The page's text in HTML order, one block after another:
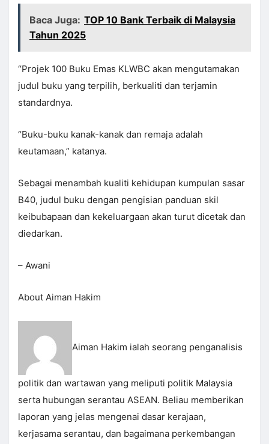
Baca Juga: TOP 10 Bank Terbaik di Malaysia
Tahun 2025
“Projek 100 Buku Emas KLWBC akan mengutamakan
judul buku yang terpilih, berkualiti dan terjamin
standardnya.
“Buku-buku kanak-kanak dan remaja adalah
keutamaan,” katanya.
Sebagai menambah kualiti kehidupan kumpulan sasar
B40, judul buku dengan pengisian panduan skil
keibubapaan dan kekeluargaan akan turut dicetak dan
diedarkan.
– Awani
About Aiman Hakim
Aiman Hakim ialah seorang penganalisis
politik dan wartawan yang meliputi politik Malaysia
serta hubungan serantau ASEAN. Beliau memberikan
laporan yang jelas mengenai dasar kerajaan,
kerjasama serantau, dan bagaimana perkembangan